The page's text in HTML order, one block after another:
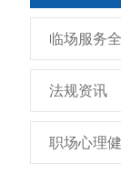
临场服务
法规资讯
职场心理